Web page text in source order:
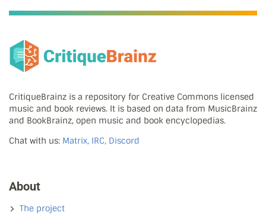
CritiqueBrainz is a repository for Creative Commons licensed
music and book reviews. It is based on data from MusicBrainz
and BookBrainz, open music and book encyclopedias.
Chat with us: Matrix, IRC, Discord
About
The project